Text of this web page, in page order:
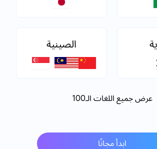
الصينية
عرض جميع اللغات الـ100
ابدأ مجانًا